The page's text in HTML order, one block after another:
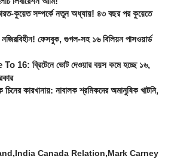
কুয়েত সম্পর্কে নতুন অধ্যায়! ৪৩ বছর পর কুয়েতে
ফেসবুক, গুগল-সহ ১৬ বিলিয়ন পাসওয়ার্ড
ব্রিটেনে ভোট দেওয়ার বয়স কমে হচ্ছে ১৬,
কারখানায়: নাবালক শ্রমিকদের অমানুষিক খাটনি,
India Canada Relation Mark Carney